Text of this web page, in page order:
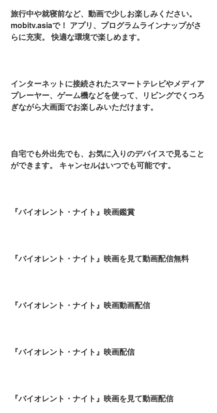
旅行中や就寝前など、動画で少しお楽しみください。
mobitv.asiaで！ アプリ、プログラムラインナップがさ
らに充実。 快適な環境で楽しめます。
インターネットに接続されたスマートテレビやメディア
プレーヤー、ゲーム機などを使って、リビングでくつろ
ぎながら大画面でお楽しみいただけます。
自宅でも外出先でも、お気に入りのデバイスで見ること
ができます。 キャンセルはいつでも可能です。
『バイオレント・ナイト』映画鑑賞
『バイオレント・ナイト』映画を見て動画配信無料
『バイオレント・ナイト』映画動画配信
『バイオレント・ナイト』映画配信
『バイオレント・ナイト』映画を見て動画配信